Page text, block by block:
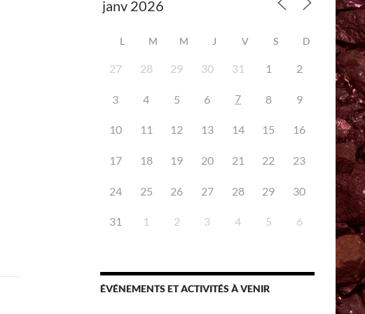
Office 365
L M M J V S D
27 28 29 30 31 1 2
3 4 5 6 7 8 9
10 11 12 13 14 15 16
17 18 19 20 21 22 23
24 25 26 27 28 29 30
31 1 2 3 4 5 6
ÉVÉNEMENTS ET ACTIVITÉS À VENIR